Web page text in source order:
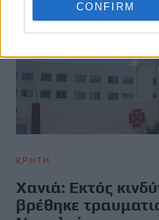
CONFIRM
ΚΡΗΤΗ
Χανιά: Εκτός
βρέθηκε